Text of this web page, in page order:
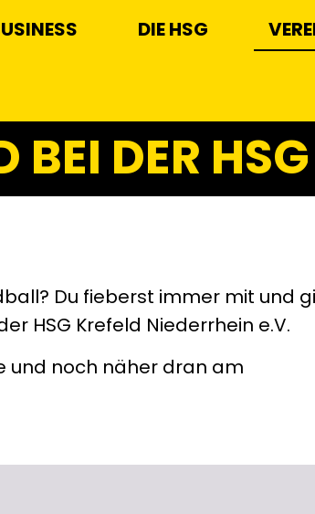
DIE HSG
BEI DER HSG
Du fieberst immer mit und
HSG Krefeld Niederrhein e.V.
und noch näher dran am